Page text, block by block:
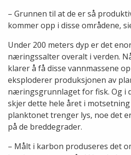
– Grunnen til at de er så
kommer opp i disse områdene,
Under 200 meters dyp er det
næringssalter overalt i verden.
klarer å få disse vannmassene
eksploderer produksjonen av
næringsgrunnlaget for fisk. Og i
skjer dette hele året i
planktonet trenger lys, noe det
på de breddegrader.
– Målt i karbon produseres det